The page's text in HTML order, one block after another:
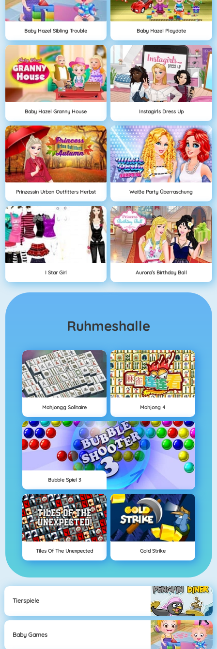
Baby Hazel Sibling Trouble Baby Hazel Playdate
Baby Hazel Granny House Instagirls Dress Up
Prinzessin Urban Outfitters Herbst Weiße Party Überraschung
I Star Girl Aurora’s Birthday Ball
Ruhmeshalle
Mahjongg Solitaire Mahjong 4
Bubble Spiel 3
Tiles Of The Unexpected Gold Strike
Tierspiele
Baby Games